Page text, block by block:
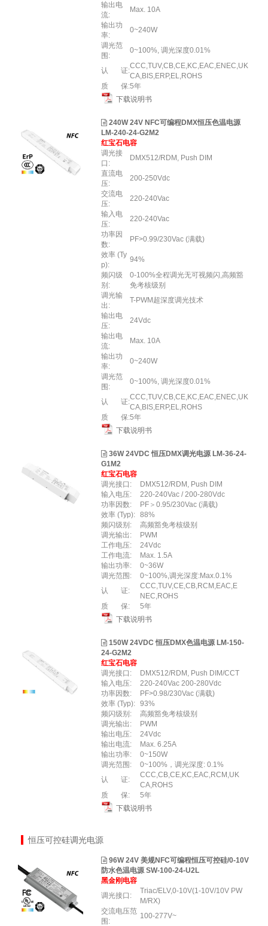
输出电
流:
Max. 10A
输出功
率:
0~240W
调光范
围:
0~100%, 调光深度0.01%
认 证:
CCC,TUV,CB,CE,KC,EAC,ENEC,UK
CA,BIS,ERP,EL,ROHS
质 保:5年
下载说明书
240W 24V NFC可编程DMX恒压色温电源
LM-240-24-G2M2
红宝石电容
调光接
口:
DMX512/RDM, Push DIM
直流电
压:
200-250Vdc
交流电
压:
220-240Vac
输入电
压:
220-240Vac
功率因
数:
PF>0.99/230Vac (满载)
效率 (Ty
p):
94%
频闪级
别:
0-100%全程调光无可视频闪,高频豁
免考核级别
调光输
出:
T-PWM超深度调光技术
输出电
压:
24Vdc
输出电
流:
Max. 10A
输出功
率:
0~240W
调光范
围:
0~100%, 调光深度0.01%
认 证:
CCC,TUV,CB,CE,KC,EAC,ENEC,UK
CA,BIS,ERP,EL,ROHS
质 保:5年
下载说明书
36W 24VDC 恒压DMX调光电源 LM-36-24-
G1M2
红宝石电容
调光接口:
DMX512/RDM, Push DIM
输入电压:
220-240Vac / 200-280Vdc
功率因数:
PF＞0.95/230Vac (满载)
效率 (Typ): 88%
频闪级别:
高频豁免考核级别
调光输出:
PWM
工作电压:
24Vdc
工作电流:
Max. 1.5A
输出功率:
0~36W
调光范围:
0~100%,调光深度:Max.0.1%
认 证:
CCC,TUV,CE,CB,RCM,EAC,E
NEC,ROHS
质 保:
5年
下载说明书
150W 24VDC 恒压DMX色温电源 LM-150-
24-G2M2
红宝石电容
调光接口:
DMX512/RDM, Push DIM/CCT
输入电压:
220-240Vac 200-280Vdc
功率因数:
PF>0.98/230Vac (满载)
效率 (Typ): 93%
频闪级别:
高频豁免考核级别
调光输出:
PWM
输出电压:
24Vdc
输出电流:
Max. 6.25A
输出功率:
0~150W
调光范围:
0~100%，调光深度: 0.1%
认 证:
CCC,CB,CE,KC,EAC,RCM,UK
CA,ROHS
质 保:
5年
下载说明书
恒压可控硅调光电源
96W 24V 美规NFC可编程恒压可控硅/0-10V
防水色温电源 SW-100-24-U2L
黑金刚电容
调光接口:
Triac/ELV,0-10V(1-10V/10V PW
M/RX)
交流电压范
围:
100-277V~